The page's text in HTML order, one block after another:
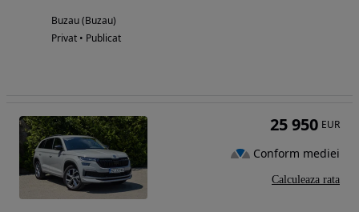
Buzau (Buzau)
Privat • Publicat
25 950 EUR
Conform mediei
Calculeaza rata